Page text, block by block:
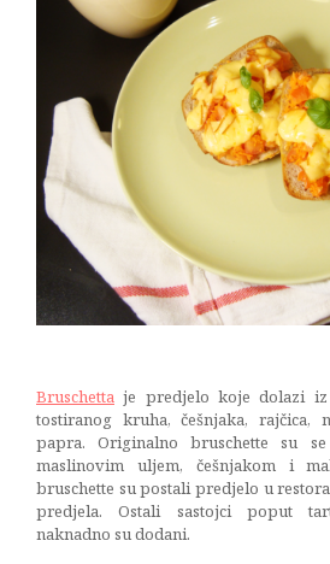
14/02/
Bruschetta je predjelo koje dolazi
tostiranog kruha, češnjaka,
papra. Originalno bruschette su
maslinovim uljem, češnjakom i
bruschette su postali predjelo u
predjela. Ostali sastojci poput
naknadno su dodani.